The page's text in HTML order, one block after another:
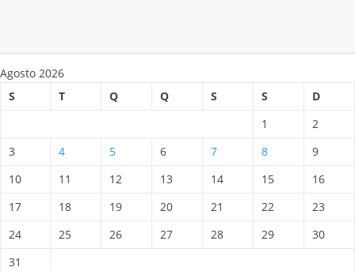
Agosto 2026
S
T Q Q S S
D
1
2
3
4 5 6 7 8
9
10
11 12 13 14 15
16
17
18 19 20 21 22
23
24
25 26 27 28 29
30
31